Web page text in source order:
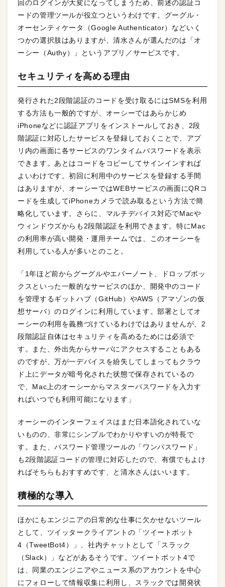
回のログインが大変になってしまうため、前述の認証コ
ードの管理ツールが役立つというわけです。グーグル・
オーセンティケータ（Google Authenticator）などいく
つかの選択肢はありますが、清水さんが選んだのは「オ
ーシー（Authy）」というアプリ／サービスです。
セキュリティを高める理由
発行された2段階認証のコードを受け取るにはSMSを利用
する方法も一般的ですが、オーシーではあらかじめ
iPhoneなどに認証アプリをインストールしておき、2段
階認証に対応したサービスを登録しておくことで、アプ
リ内の画面に各サービスのワンタイムパスワードを表示
できます。あとはコードをコピーしてサインインすれば
よいわけです。初回に利用中のサービスを登録する手間
はありますが、オーシーではWEBサービスの画面にQRコ
ードを生成してiPhoneカメラで読み取るという方法で簡
略化しています。さらに、マルチデバイス対応でMacや
ウィンドウズからも2段階認証を利用できます。特にMac
の利用率が高い開発・運用チームでは、このオーシーを
利用している人が多いとのこと。
「1年ほど前からグーグルやエバーノート、ドロップボッ
クスといった一般的なサービスのほか、開発中のコード
を管理するギットハブ（GitHub）やAWS（アマゾンの仮
想サーバ）のログインに利用しています。部署としてオ
ーシーの利用を義務づけているわけではありませんが、2
段階認証自体はセキュリティを高めるためには必須で
す。また、外出先からサーバにアクセスすることもある
のですが、万が一デバイスを紛失してしまってもクラウ
ド上にデータが暗号化された状態で保存されているの
で、Mac上のオーシーからマスターパスワードを入力す
ればいつでも利用可能になります」
オーシーのインターフェイスはまだ日本語化されていな
いものの、非常にシンプルでわかりやすいのが特長で
す。また、パスワード管理ツールの「ワンパスワード」
も2段階認証コードの管理に対応したので、有償でもよけ
ればそちらもおすすめです、と清水さんはいいます。
積極的な導入
ほかにもエンジニアの日常的な仕事に欠かせないツール
として、ツイッタークライアントの「ツイートボット
4（TweetBot4）」、社内チャットとして「スラック
（Slack）」などがあるそうです。ツイートボット4で
は、同業のエンジニアやニュース系のアカウントを中心
にフォローして情報収集に利用し、スラックでは開発状